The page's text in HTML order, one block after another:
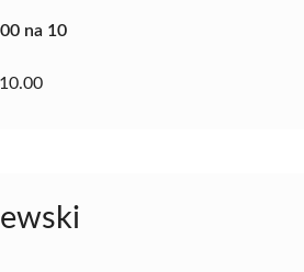
na 10
10.00